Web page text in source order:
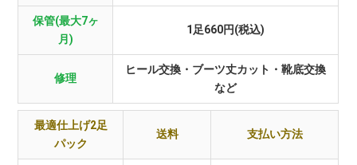
保管(最大7ヶ
月)
1足660円(税込)
修理
ヒール交換・ブーツ丈カット・靴底交換
など
最適仕上げ2足
パック
送料 支払い方法